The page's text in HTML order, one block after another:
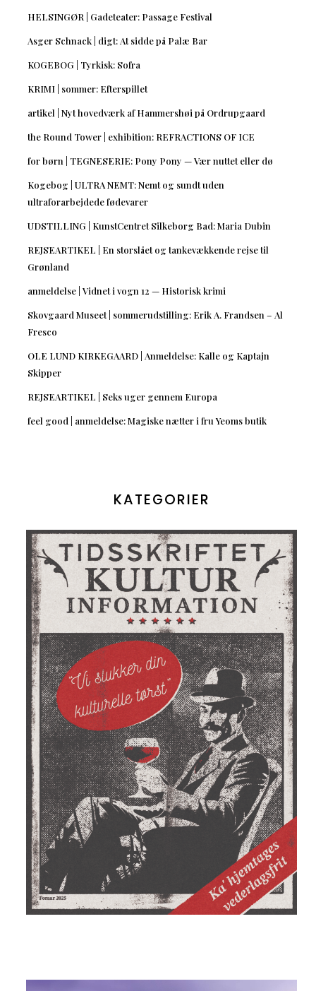
HELSINGØR | Gadeteater: Passage Festival
Asger Schnack | digt: At sidde på Palæ Bar
KOGEBOG | Tyrkisk: Sofra
KRIMI | sommer: Efterspillet
artikel | Nyt hovedværk af Hammershøi på Ordrupgaard
the Round Tower | exhibition: REFRACTIONS OF ICE
for børn | TEGNESERIE: Pony Pony — Vær nuttet eller dø
Kogebog | ULTRA NEMT: Nemt og sundt uden
ultraforarbejdede fødevarer
UDSTILLING | KunstCentret Silkeborg Bad: Maria Dubin
REJSEARTIKEL | En storslået og tankevækkende rejse til
Grønland
anmeldelse | Vidnet i vogn 12 — Historisk krimi
Skovgaard Museet | sommerudstilling: Erik A. Frandsen – Al
Fresco
OLE LUND KIRKEGAARD | Anmeldelse: Kalle og Kaptajn
Skipper
REJSEARTIKEL | Seks uger gennem Europa
feel good | anmeldelse: Magiske nætter i fru Yeoms butik
KATEGORIER